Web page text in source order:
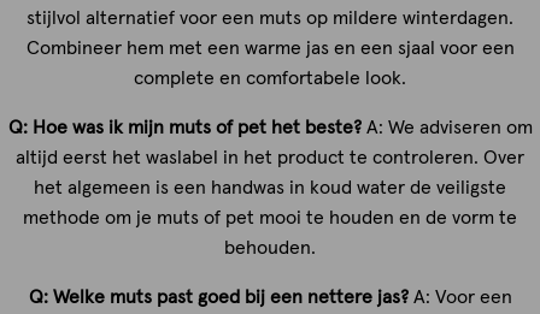
stijlvol alternatief voor een muts op mildere winterdagen.
Combineer hem met een warme jas en een sjaal voor een
complete en comfortabele look.
Q: Hoe was ik mijn muts of pet het beste?A: We adviseren om
altijd eerst het waslabel in het product te controleren. Over
het algemeen is een handwas in koud water de veiligste
methode om je muts of pet mooi te houden en de vorm te
behouden.
Q: Welke muts past goed bij een nettere jas?A: Voor een